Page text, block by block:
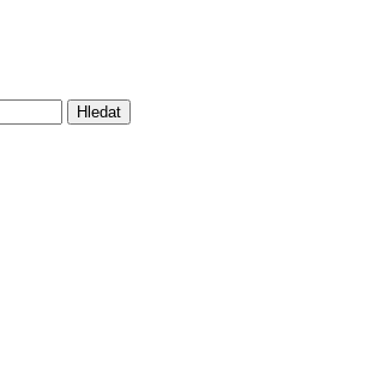
Hledat